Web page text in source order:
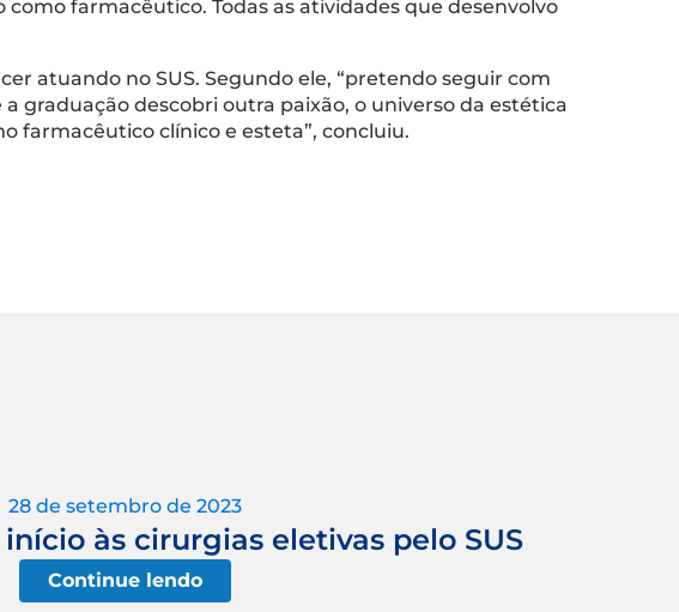
farmacêutico. Todas as atividades que desenvolvo
atuando no SUS. Segundo ele, “pretendo seguir com
graduação descobri outra paixão, o universo da estética
farmacêutico clínico e esteta”, concluiu.
28 de setembro de 2023
às cirurgias eletivas pelo SUS
Continue lendo